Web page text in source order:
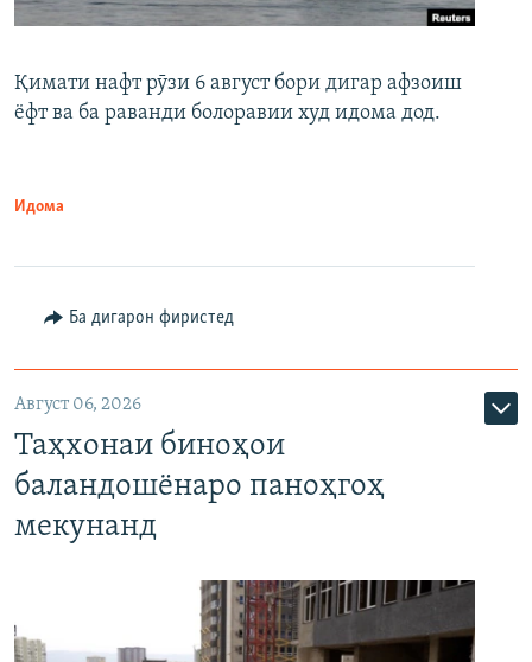
Қимати нафт рӯзи 6 август бори дигар афзоиш
ёфт ва ба раванди болоравии худ идома дод.
Идома
Ба дигарон фиристед
Август 06, 2026
Таҳхонаи биноҳои
баландошёнаро паноҳгоҳ
мекунанд